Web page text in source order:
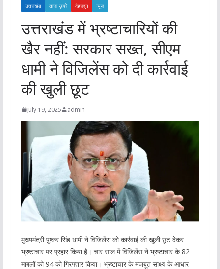
उत्तराखंड ताज़ा ख़बरें देहरादून न्यूज़
उत्तराखंड में भ्रष्टाचारियों की
खैर नहीं: सरकार सख्त, सीएम
धामी ने विजिलेंस को दी कार्रवाई
की खुली छूट
July 19, 2025 admin
मुख्यमंत्री पुष्कर सिंह धामी ने विजिलेंस को कार्रवाई की खुली छूट देकर
भ्रष्टाचार पर प्रहार किया है। चार साल में विजिलेंस ने भ्रष्टाचार के 82
मामलों को 94 को गिरफ्तार किया। भ्रष्टाचार के मजबूत साक्ष्य के आधार